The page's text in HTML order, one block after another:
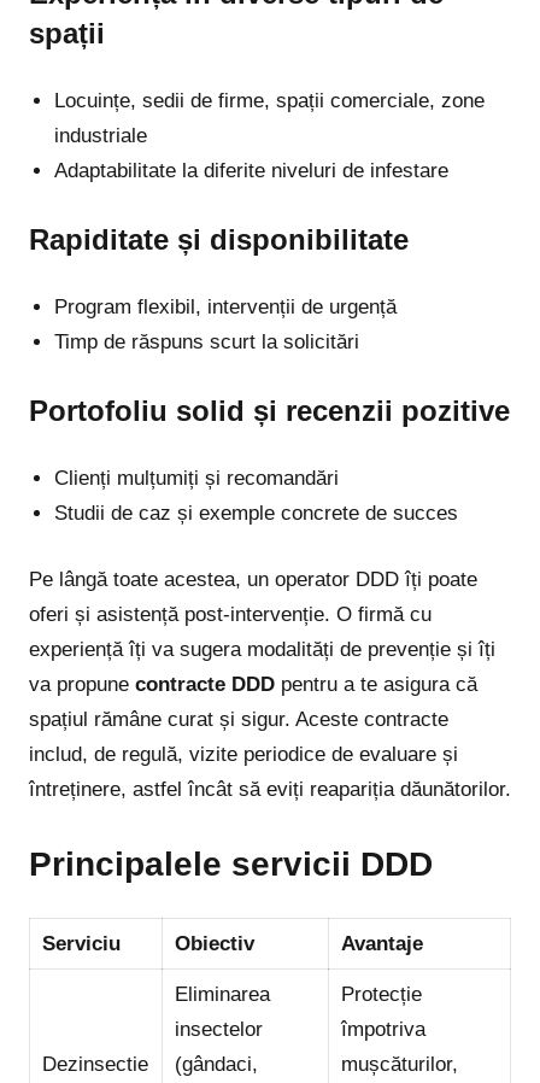
spații
Locuințe, sedii de firme, spații comerciale, zone
industriale
Adaptabilitate la diferite niveluri de infestare
Rapiditate și disponibilitate
Program flexibil, intervenții de urgență
Timp de răspuns scurt la solicitări
Portofoliu solid și recenzii pozitive
Clienți mulțumiți și recomandări
Studii de caz și exemple concrete de succes
Pe lângă toate acestea, un operator DDD îți poate
oferi și asistență post-intervenție. O firmă cu
experiență îți va sugera modalități de prevenție și îți
va propune contracte DDD pentru a te asigura că
spațiul rămâne curat și sigur. Aceste contracte
includ, de regulă, vizite periodice de evaluare și
întreținere, astfel încât să eviți reapariția dăunătorilor.
Principalele servicii DDD
Serviciu Obiectiv Avantaje
Dezinsectie
Eliminarea
insectelor
(gândaci,
Protecție
împotriva
mușcăturilor,